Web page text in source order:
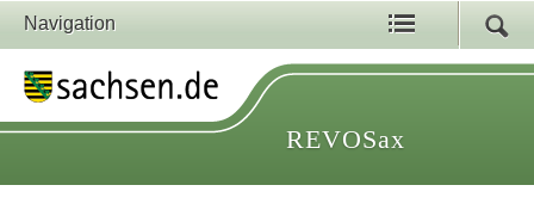
Navigation
REVOSax